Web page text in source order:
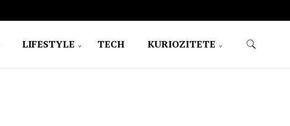
LIFESTYLE TECH KURIOZITETE